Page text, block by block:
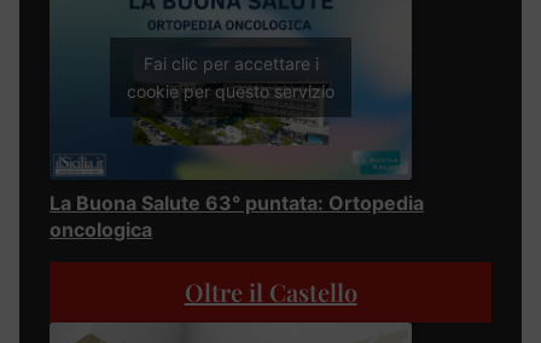
Fai clic per accettare i
cookie per questo servizio
La Buona Salute 63° puntata: Ortopedia
oncologica
Oltre il Castello